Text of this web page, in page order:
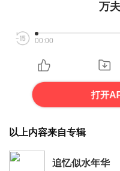
万
00:00
打开
以上内容来自专辑
追忆似水年华